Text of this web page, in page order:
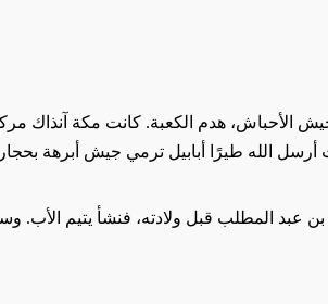
هدم الكعبة. كانت مكة آنذاك
الله طيرًا أبابيل ترمي جيش أبرهة
المطلب قبل ولادته، فنشأ يتيم الأب.